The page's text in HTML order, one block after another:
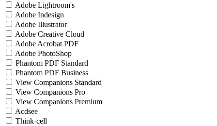
Adobe Lightroom's
Adobe Indesign
Adobe Illustrator
Adobe Creative Cloud
Adobe Acrobat PDF
Adobe PhotoShop
Phantom PDF Standard
Phantom PDF Business
View Companions Standard
View Companions Pro
View Companions Premium
Acdsee
Think-cell